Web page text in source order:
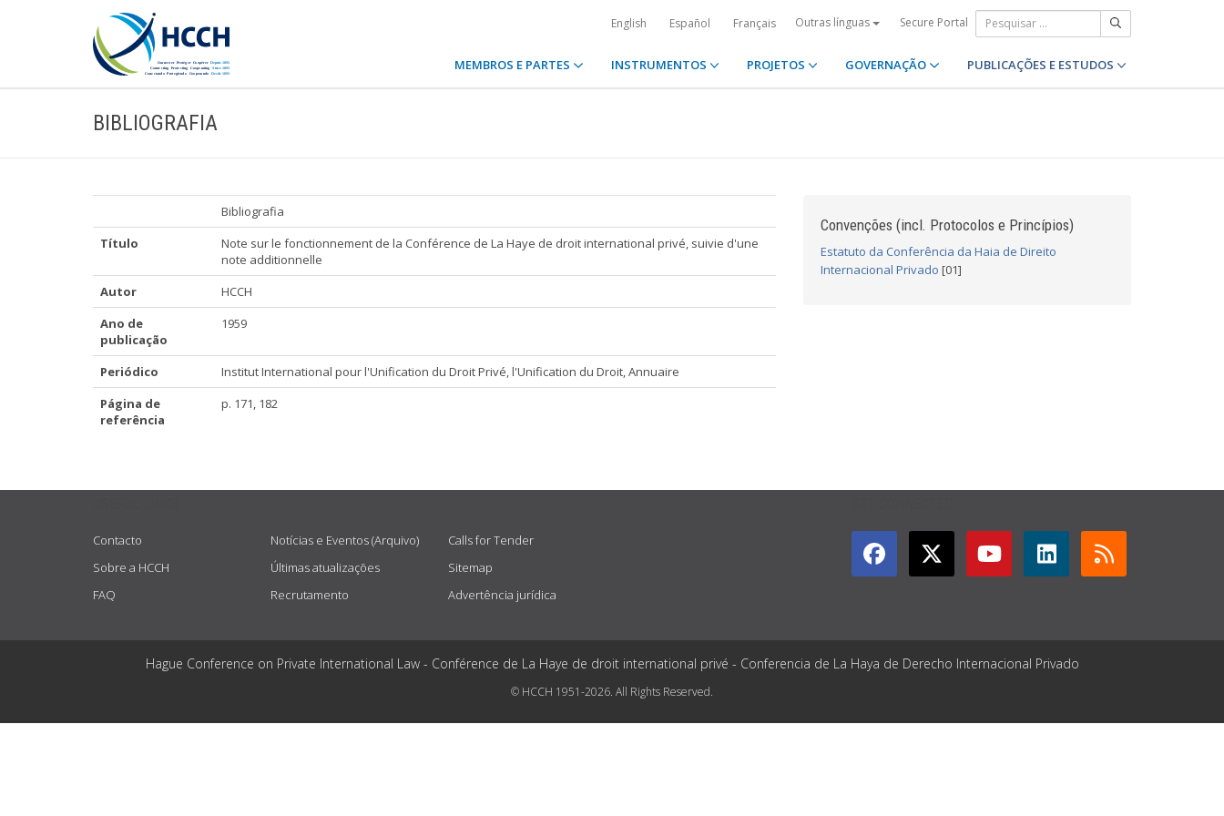
English Español Français Outras línguas Secure Portal
MEMBROS E PARTES INSTRUMENTOS PROJETOS GOVERNAÇÃO PUBLICAÇÕES E ESTUDOS
BIBLIOGRAFIA
Bibliografia
Título
Note sur le fonctionnement de la Conférence de La Haye de droit international privé, suivie d'une
note additionnelle
Autor
HCCH
Ano de
publicação
1959
Periódico
Institut International pour l'Unification du Droit Privé, l'Unification du Droit, Annuaire
Página de
referência
p. 171, 182
Convenções (incl. Protocolos e Princípios)
Estatuto da Conferência da Haia de Direito
Internacional Privado [01]
Contacto
Sobre a HCCH
FAQ
Notícias e Eventos (Arquivo)
Últimas atualizações
Recrutamento
Calls for Tender
Sitemap
Advertência jurídica
Hague Conference on Private International Law - Conférence de La Haye de droit international privé - Conferencia de La Haya de Derecho Internacional Privado
© HCCH 1951-2026. All Rights Reserved.